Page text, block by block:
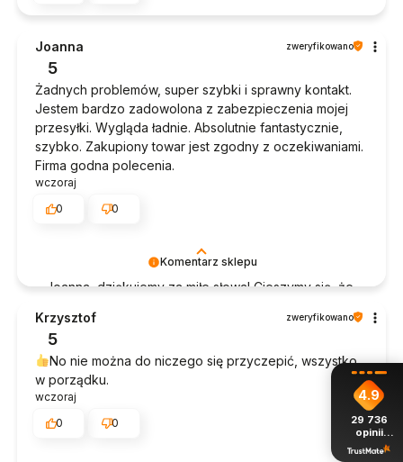
Komentarz sklepu
Joanna, dziękujemy za miłe słowa! Cieszymy się, że
możemy zapewnić odpowiednią obsługę tak
świetnym klientom. Dziękujemy raz jeszcze!
Joanna zweryfikowano
5
Żadnych problemów, super szybki i sprawny kontakt.
Jestem bardzo zadowolona z zabezpieczenia mojej
przesyłki. Wygląda ładnie. Absolutnie fantastycznie,
szybko. Zakupiony towar jest zgodny z oczekiwaniami.
Firma godna polecenia.
wczoraj
0
0
Krzysztof zweryfikowano
5
No nie można do niczego się przyczepić, wszystko
w porządku.
wczoraj
0
0
4.9
29 736
opinii
z całego
okresu